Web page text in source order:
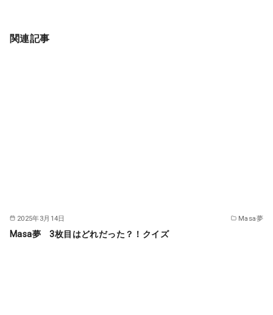
関連記事
2025年3月14日 Masa夢
Masa夢 3枚目はどれだった？！クイズ